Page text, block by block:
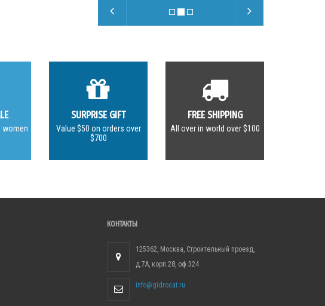
women
SURPRISE GIFT
Value $50 on orders over
$700
FREE SHIPPING
All over in world over $100
КОНТАКТЫ
125362, Москва, Строительный проезд,
д.7А, корп.28, оф.324
info@gidrocat.ru